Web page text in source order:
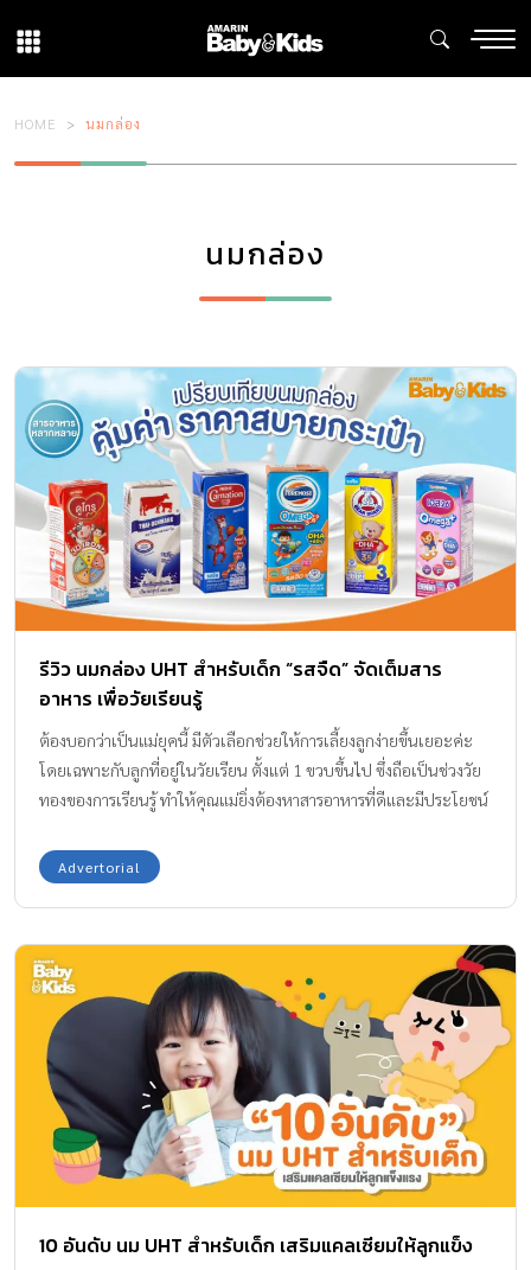
HOME นมกล่อง
นมกล่อง
รีวิว นมกล่อง UHT สำหรับเด็ก “รสจืด” จัดเต็มสาร
อาหาร เพื่อวัยเรียนรู้
ต้องบอกว่าเป็นแม่ยุคนี้ มีตัวเลือกช่วยให้การเลี้ยงลูกง่ายขึ้นเยอะค่ะ
โดยเฉพาะกับลูกที่อยู่ในวัยเรียน ตั้งแต่ 1 ขวบขึ้นไป ซึ่งถือเป็นช่วงวัย
ทองของการเรียนรู้ ทำให้คุณแม่ยิ่งต้องหาสารอาหารที่ดีและมีประโยชน์
เป็นอัศวินตลอดกาล ช่วยให้เด็ก ๆ เรียนไม่มีสะดุด พร้อมเล่นสนุกกับ
ทุกกิจกรรม นั่นก็คือ นมกล่อง UHT สำหรับเด็ก วันนี้เราจะมารีวิวกันว่ามี
นมกล่อง UHT สำหรับเด็ก คุณแม่ควรเลือกแบบไหนให้ลูกดื่ม แนะนำว่า
คุณแม่ควรเลือก นมกล่องUHTสำหรับเด็ก รสจืด เป็นนมกล่องแรก
นอกจากนี้ให้ดูสารอาหารที่เติมลงไปในนมค่ะ อย่างเด็กที่อยู่ในวัยกำลัง
เรียนรู้ในช่วงวัย 1 ขวบขึ้นไป เพื่อให้ลูกได้สนุกเรียน สนุกเล่นอย่างเต็ม
ที่ทั้งในห้องเรียน และนอกห้องเรียน ให้เน้นสารอาหารจำพวก โอเมก้า
369 , สฟิงโกไมอีลิน , วิตามินบี 12และ DHA เป็นต้น สารอาหารกลุ่มนี้
จะช่วยกระตุ้นส่งเสริมให้เด็ก ๆ มีสมองการเรียนรู้ จดจำได้อย่างแม่นยำ
รวมถึงใยอาหารด้วยนะคะ ใยอาหารจะช่วยให้ระบบขับถ่ายมีสุขภาพดี
ทีมแม่ ABK […]
Advertorial
10 อันดับ นม UHT สำหรับเด็ก เสริมแคลเซียมให้ลูกแข็ง